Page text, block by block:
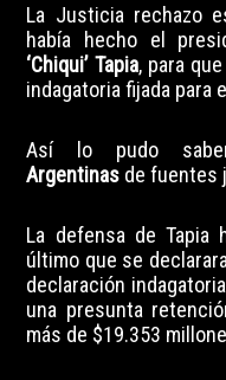
La Justicia rechazo
había hecho el
‘Chiqui’ Tapia, para
indagatoria fijada para
Así lo pudo
Argentinas de fuentes
La defensa de Tapia
último que se
declaración
una presunta
más de $19.353